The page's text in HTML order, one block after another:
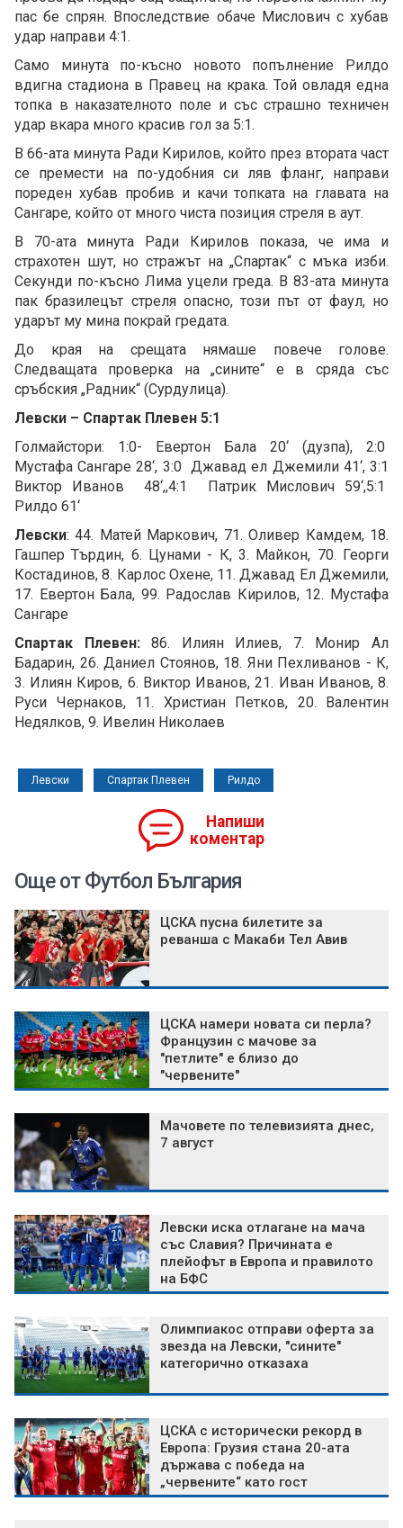
пас бе спрян. Впоследствие обаче Мислович с хубав
удар направи 4:1.
Само минута по-късно новото попълнение Рилдо
вдигна стадиона в Правец на крака. Той овладя една
топка в наказателното поле и със страшно техничен
удар вкара много красив гол за 5:1.
В 66-ата минута Ради Кирилов, който през втората част
се премести на по-удобния си ляв фланг, направи
пореден хубав пробив и качи топката на главата на
Сангаре, който от много чиста позиция стреля в аут.
В 70-ата минута Ради Кирилов показа, че има и
страхотен шут, но стражът на „Спартак“ с мъка изби.
Секунди по-късно Лима уцели греда. В 83-ата минута
пак бразилецът стреля опасно, този път от фаул, но
ударът му мина покрай гредата.
До края на срещата нямаше повече голове.
Следващата проверка на „сините“ е в сряда със
сръбския „Радник“ (Сурдулица).
Левски – Спартак Плевен 5:1
Голмайстори: 1:0- Евертон Бала 20‘ (дузпа), 2:0
Мустафа Сангаре 28‘, 3:0 Джавад ел Джемили 41‘, 3:1
Виктор Иванов 48‘,,4:1 Патрик Мислович 59‘,5:1
Рилдо 61‘
Левски: 44. Матей Маркович, 71. Оливер Камдем, 18.
Гашпер Търдин, 6. Цунами - К, 3. Майкон, 70. Георги
Костадинов, 8. Карлос Охене, 11. Джавад Ел Джемили,
17. Евертон Бала, 99. Радослав Кирилов, 12. Мустафа
Сангаре
Спартак Плевен:86. Илиян Илиев, 7. Монир Ал
Бадарин, 26. Даниел Стоянов, 18. Яни Пехливанов - К,
3. Илиян Киров, 6. Виктор Иванов, 21. Иван Иванов, 8.
Руси Чернаков, 11. Христиан Петков, 20. Валентин
Недялков, 9. Ивелин Николаев
Левски Спартак Плевен Рилдо
Напиши
коментар
Още от Футбол България
ЦСКА пусна билетите за
реванша с Макаби Тел Авив
ЦСКА намери новата си перла?
Французин с мачове за
"петлите" е близо до
"червените"
Мачовете по телевизията днес,
7 август
Левски иска отлагане на мача
със Славия? Причината е
плейофът в Европа и правилото
на БФС
Олимпиакос отправи оферта за
звезда на Левски, "сините"
категорично отказаха
ЦСКА с исторически рекорд в
Европа: Грузия стана 20-ата
държава с победа на
„червените“ като гост